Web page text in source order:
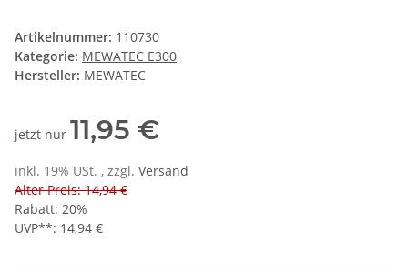
Artikelnummer: 110730
Kategorie: MEWATEC E300
Hersteller: MEWATEC
jetzt nur 11,95 €
inkl. 19% USt. , zzgl. Versand
Alter Preis: 14,94 €
Rabatt: 20%
UVP**: 14,94 €